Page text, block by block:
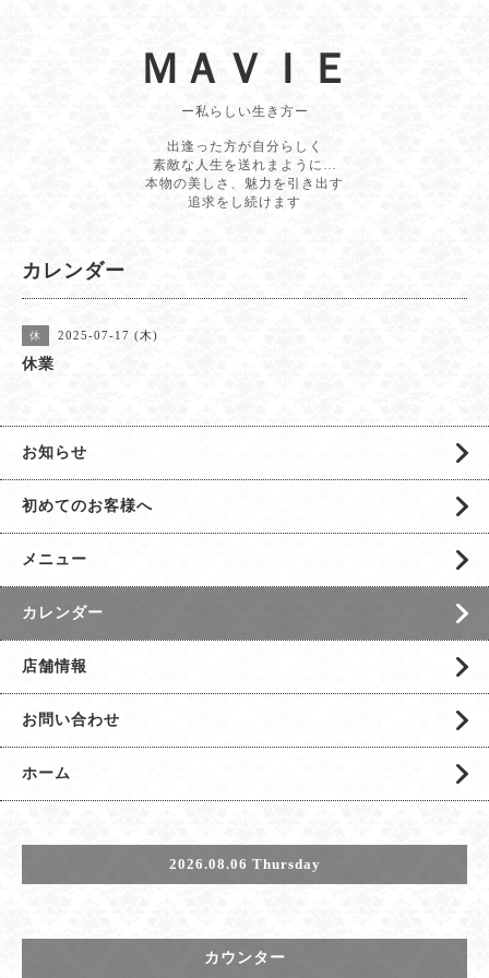
ＭＡＶＩＥ
ー私らしい生き方ー
出逢った方が自分らしく
素敵な人生を送れまように…
本物の美しさ、魅力を引き出す
追求をし続けます
カレンダー
休 2025-07-17 (木)
休業
お知らせ
初めてのお客様へ
メニュー
カレンダー
店舗情報
お問い合わせ
ホーム
2026.08.06 Thursday
カウンター